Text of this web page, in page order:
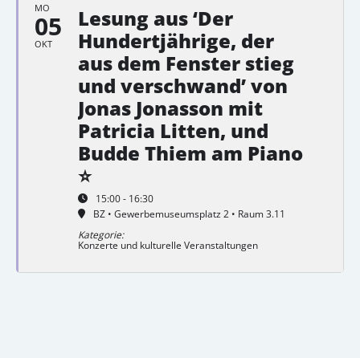
MO
05
OKT
Lesung aus ‘Der
Hundertjährige, der
aus dem Fenster stieg
und verschwand’ von
Jonas Jonasson mit
Patricia Litten, und
Budde Thiem am Piano
⭐
15:00 - 16:30
BZ • Gewerbemuseumsplatz 2 • Raum 3.11
Kategorie:
Konzerte und kulturelle Veranstaltungen